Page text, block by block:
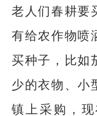
老人们春耕要
有给农作物喷
买种子，比如
少的衣物、小
镇上采购，